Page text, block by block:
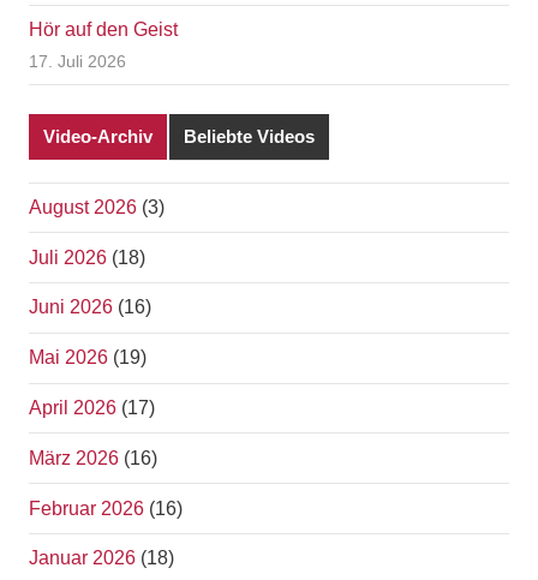
Hör auf den Geist
17. Juli 2026
Video-Archiv Beliebte Videos
August 2026 (3)
Juli 2026 (18)
Juni 2026 (16)
Mai 2026 (19)
April 2026 (17)
März 2026 (16)
Februar 2026 (16)
Januar 2026 (18)